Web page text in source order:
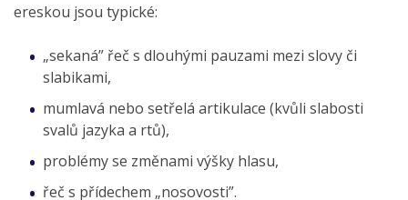
ereskou jsou typické:
„sekaná” řeč s dlouhými pauzami mezi slovy či
slabikami,
mumlavá nebo setřelá artikulace (kvůli slabosti
svalů jazyka a rtů),
problémy se změnami výšky hlasu,
řeč s přídechem „nosovosti”.